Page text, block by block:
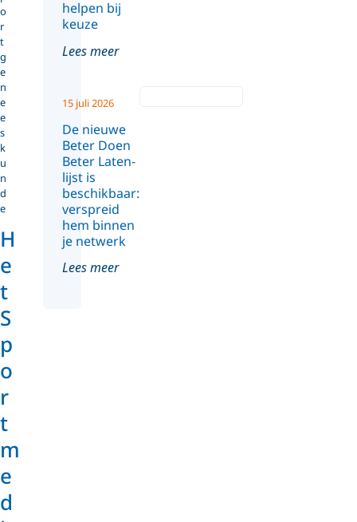
H
e
t
S
p
o
r
t
m
e
d
o
r
t
g
e
n
e
e
s
k
u
n
d
e
helpen bij
keuze
Lees meer
De nieuwe
Beter Doen
Beter Laten-
lijst is
beschikbaar:
verspreid
hem binnen
je netwerk
15 juli 2026
Lees meer